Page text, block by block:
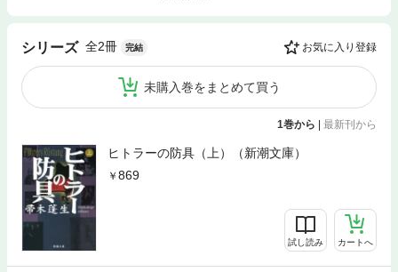
シリーズ 全2冊 完結 お気に入り登録
未購入巻をまとめて買う
1巻から | 最新刊から
ヒトラーの防具（上）（新潮文庫）
869
試し読み カートへ